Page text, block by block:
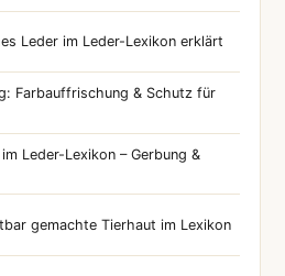
Leder im Leder-Lexikon erklärt
Farbauffrischung & Schutz für
Leder-Lexikon – Gerbung &
gemachte Tierhaut im Lexikon